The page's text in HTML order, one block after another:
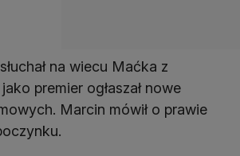
na wiecu Maćka z
premier ogłaszał nowe
Marcin mówił o prawie